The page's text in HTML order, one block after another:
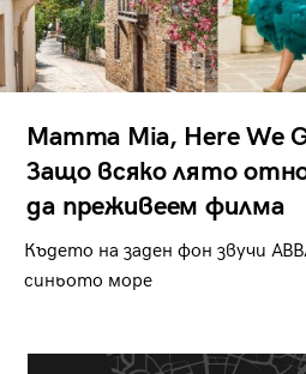
Mamma Mia, Here We
Защо всяко лято
да преживеем филма
Където на заден фон звучи
синьото море